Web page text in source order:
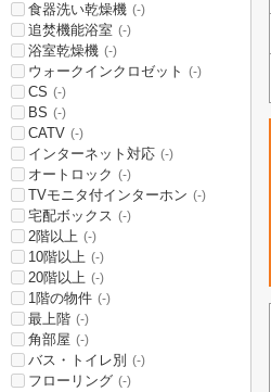
食器洗い乾燥機 (-)
追焚機能浴室 (-)
浴室乾燥機 (-)
ウォークインクロゼット (-)
CS (-)
BS (-)
CATV (-)
インターネット対応 (-)
オートロック (-)
TVモニタ付インターホン (-)
宅配ボックス (-)
2階以上 (-)
10階以上 (-)
20階以上 (-)
1階の物件 (-)
最上階 (-)
角部屋 (-)
バス・トイレ別 (-)
フローリング (-)